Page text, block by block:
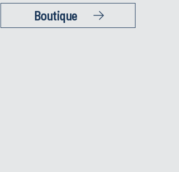
Boutique